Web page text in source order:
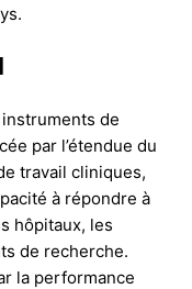
de
par l’étendue du
travail cliniques,
à répondre à
hôpitaux, les
de recherche.
la performance